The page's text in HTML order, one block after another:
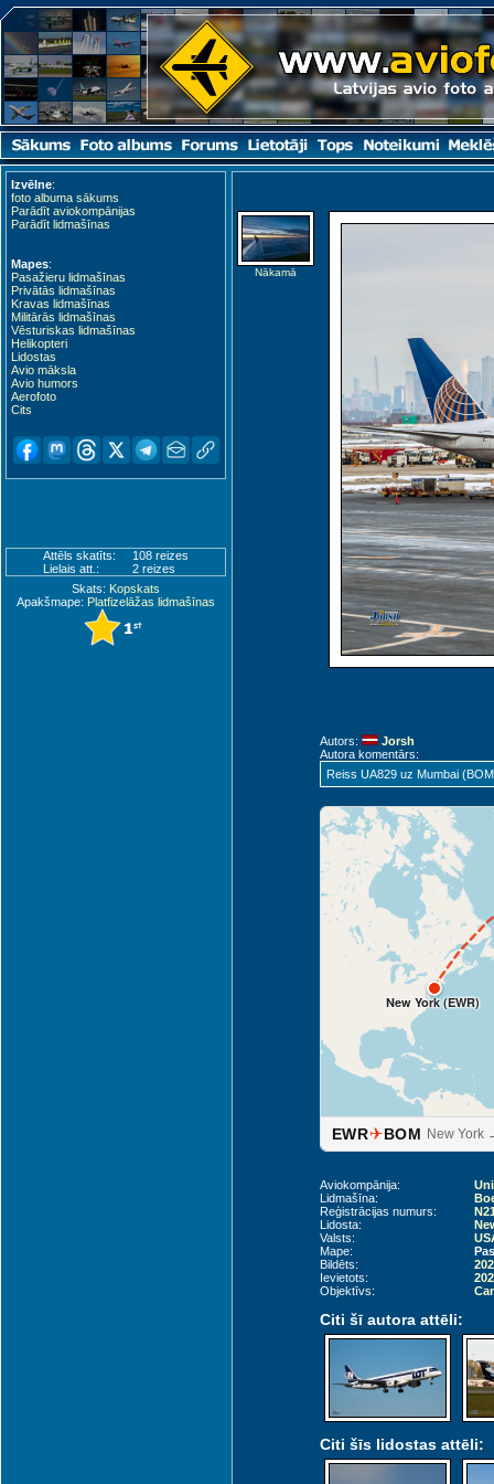
Izvēlne:
foto albuma sākums
Parādīt aviokompānijas
Parādīt lidmašīnas
Mapes:
Pasažieru lidmašīnas
Privātās lidmašīnas
Kravas lidmašīnas
Militārās lidmašīnas
Vēsturiskas lidmašīnas
Helikopteri
Lidostas
Avio māksla
Avio humors
Aerofoto
Cits
Attēls skatīts:
108 reizes
Lielais att.:
2 reizes
Skats: Kopskats
Apakšmape: Platfizelāžas lidmašīnas
Nākamā
Autors:
Jorsh
Autora komentārs:
Reiss UA829 uz Mumbai
New York (EWR)
EWR✈BOM New York
Aviokompānija:
Lidmašīna:
Reģistrācijas numurs:
Lidosta:
Valsts:
Mape:
Bildēts:
Ievietots:
Objektīvs:
Citi šī autora attēli:
Citi šīs lidostas attēli: